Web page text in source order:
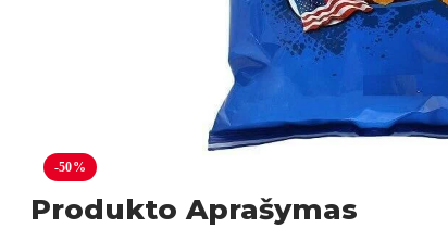
-50%
Produkto Aprašymas